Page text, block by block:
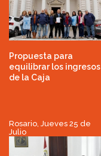
Propuesta para
equilibrar los ingresos
de la Caja
Rosario, Jueves 25 de
Julio